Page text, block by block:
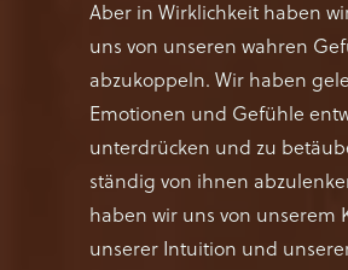
Aber in Wirklichkeit haben
uns von unseren wahren
abzukoppeln. Wir haben
Emotionen und Gefühle
unterdrücken und zu
ständig von ihnen
haben wir uns von unserem
unserer Intuition und